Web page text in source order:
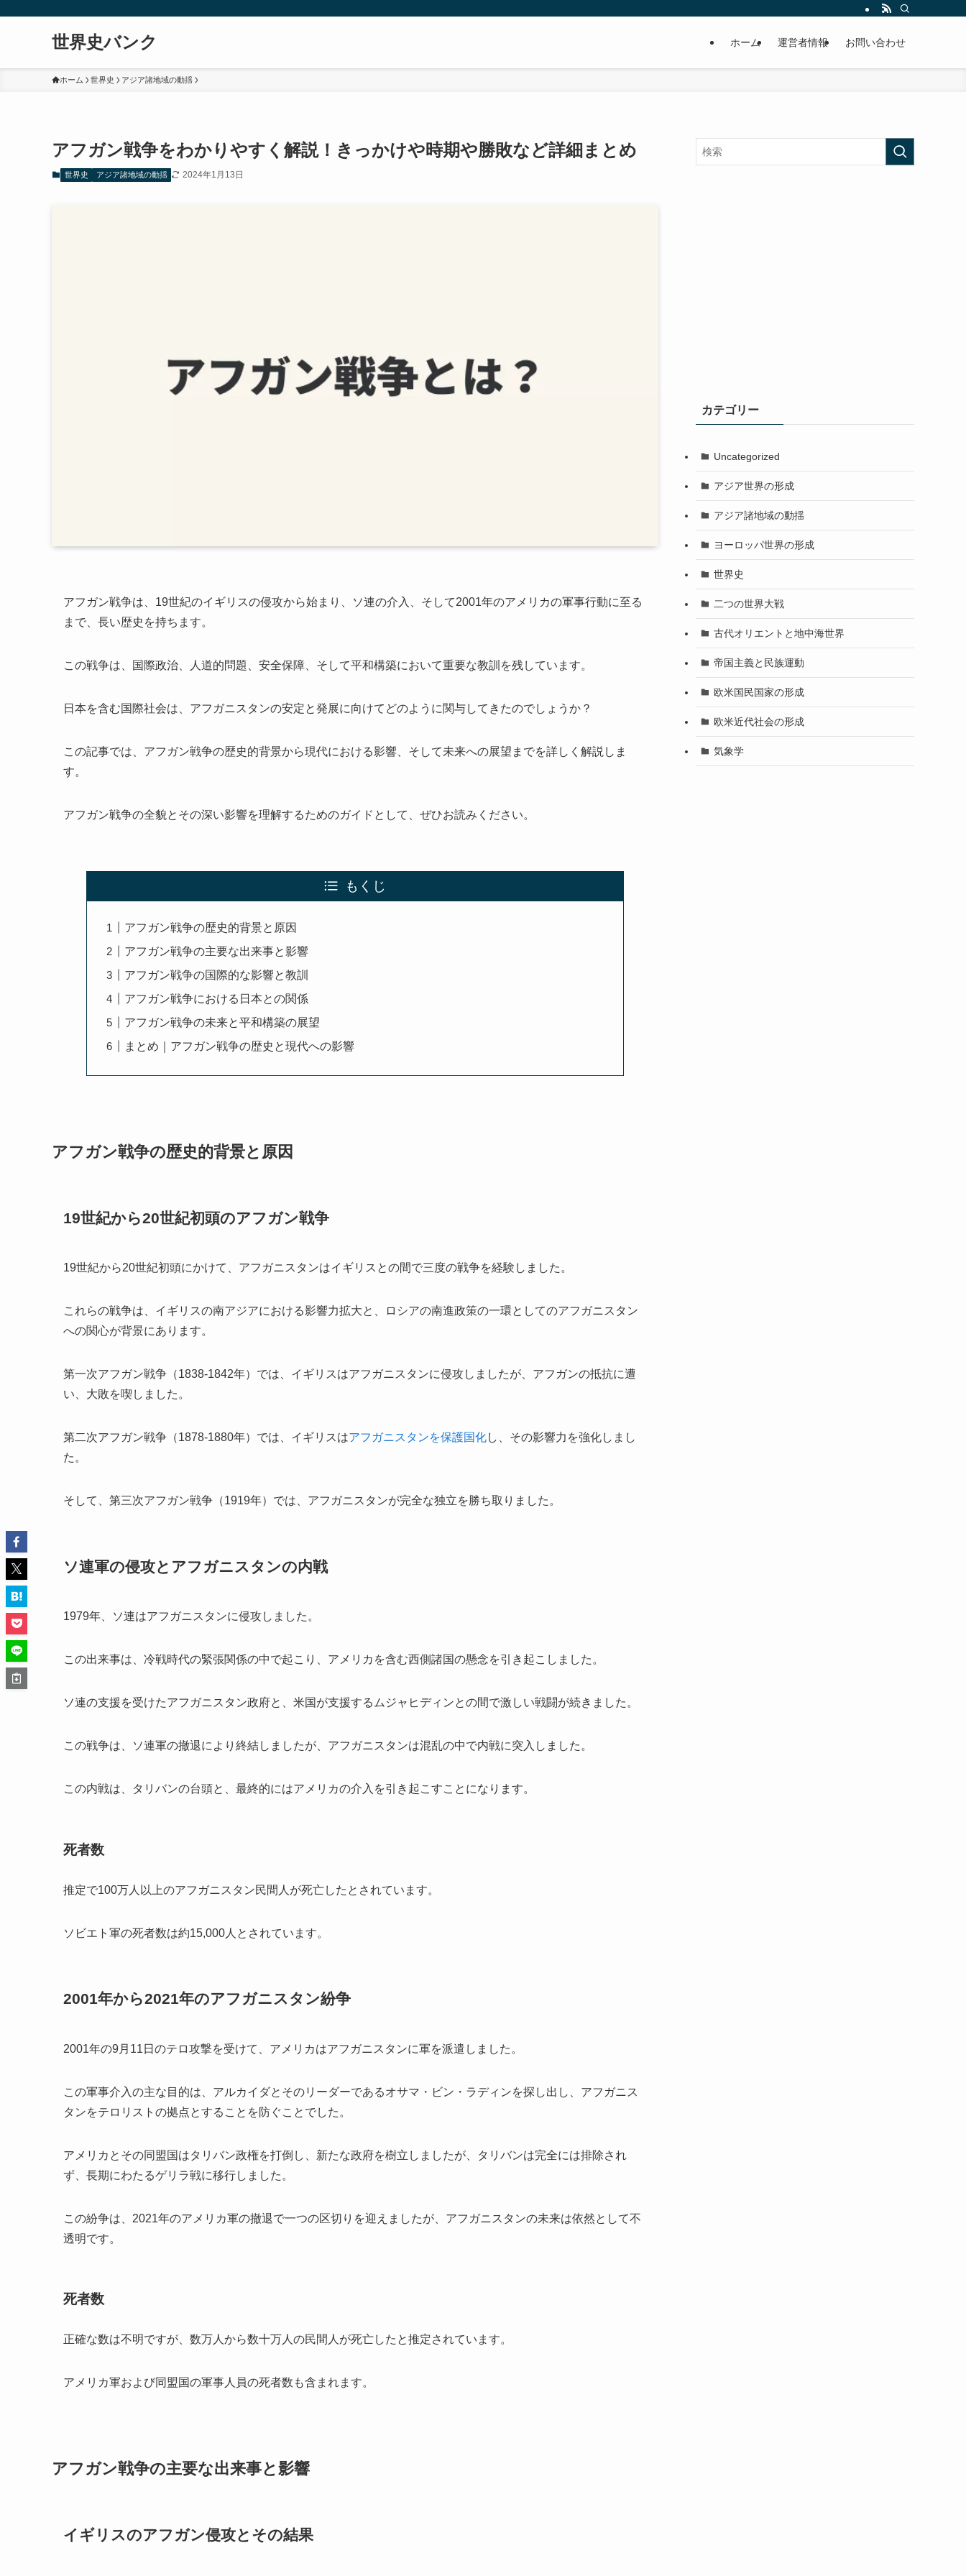
世界史バンク ホーム 運営者情報 お問い合わせ
ホーム 世界史 アジア諸地域の動揺
アフガン戦争をわかりやすく解説！きっかけや時期や勝敗など詳細まとめ
世界史 アジア諸地域の動揺 2024年1月13日
アフガン戦争は、19世紀のイギリスの侵攻から始まり、ソ連の介入、そして2001年のアメリカの軍事行動に至る
まで、長い歴史を持ちます。
この戦争は、国際政治、人道的問題、安全保障、そして平和構築において重要な教訓を残しています。
日本を含む国際社会は、アフガニスタンの安定と発展に向けてどのように関与してきたのでしょうか？
この記事では、アフガン戦争の歴史的背景から現代における影響、そして未来への展望までを詳しく解説しま
す。
アフガン戦争の全貌とその深い影響を理解するためのガイドとして、ぜひお読みください。
もくじ
アフガン戦争の歴史的背景と原因
アフガン戦争の主要な出来事と影響
アフガン戦争の国際的な影響と教訓
アフガン戦争における日本との関係
アフガン戦争の未来と平和構築の展望
まとめ｜アフガン戦争の歴史と現代への影響
アフガン戦争の歴史的背景と原因
19世紀から20世紀初頭のアフガン戦争
19世紀から20世紀初頭にかけて、アフガニスタンはイギリスとの間で三度の戦争を経験しました。
これらの戦争は、イギリスの南アジアにおける影響力拡大と、ロシアの南進政策の一環としてのアフガニスタン
への関心が背景にあります。
第一次アフガン戦争（1838-1842年）では、イギリスはアフガニスタンに侵攻しましたが、アフガンの抵抗に遭
い、大敗を喫しました。
第二次アフガン戦争（1878-1880年）では、イギリスはアフガニスタンを保護国化し、その影響力を強化しまし
た。
そして、第三次アフガン戦争（1919年）では、アフガニスタンが完全な独立を勝ち取りました。
ソ連軍の侵攻とアフガニスタンの内戦
1979年、ソ連はアフガニスタンに侵攻しました。
この出来事は、冷戦時代の緊張関係の中で起こり、アメリカを含む西側諸国の懸念を引き起こしました。
ソ連の支援を受けたアフガニスタン政府と、米国が支援するムジャヒディンとの間で激しい戦闘が続きました。
この戦争は、ソ連軍の撤退により終結しましたが、アフガニスタンは混乱の中で内戦に突入しました。
この内戦は、タリバンの台頭と、最終的にはアメリカの介入を引き起こすことになります。
死者数
推定で100万人以上のアフガニスタン民間人が死亡したとされています。
ソビエト軍の死者数は約15,000人とされています。
2001年から2021年のアフガニスタン紛争
2001年の9月11日のテロ攻撃を受けて、アメリカはアフガニスタンに軍を派遣しました。
この軍事介入の主な目的は、アルカイダとそのリーダーであるオサマ・ビン・ラディンを探し出し、アフガニス
タンをテロリストの拠点とすることを防ぐことでした。
アメリカとその同盟国はタリバン政権を打倒し、新たな政府を樹立しましたが、タリバンは完全には排除され
ず、長期にわたるゲリラ戦に移行しました。
この紛争は、2021年のアメリカ軍の撤退で一つの区切りを迎えましたが、アフガニスタンの未来は依然として不
透明です。
死者数
正確な数は不明ですが、数万人から数十万人の民間人が死亡したと推定されています。
アメリカ軍および同盟国の軍事人員の死者数も含まれます。
アフガン戦争の主要な出来事と影響
イギリスのアフガン侵攻とその結果
カテゴリー
Uncategorized
アジア世界の形成
アジア諸地域の動揺
ヨーロッパ世界の形成
世界史
二つの世界大戦
古代オリエントと地中海世界
帝国主義と民族運動
欧米国民国家の形成
欧米近代社会の形成
気象学